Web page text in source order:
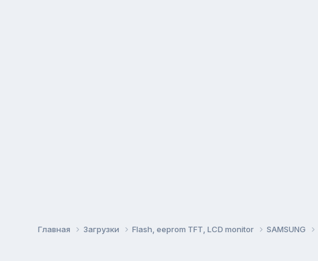
Главная Загрузки Flash, eeprom TFT, LCD monitor SAMSUNG